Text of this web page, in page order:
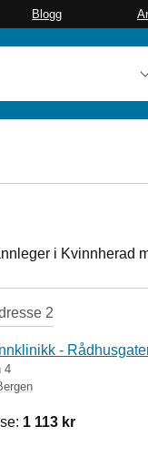
Blogg
i Kvinnherad
2
-
4
1 113 kr